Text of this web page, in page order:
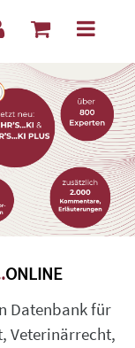
ONLINE
Datenbank für
Veterinärrecht,